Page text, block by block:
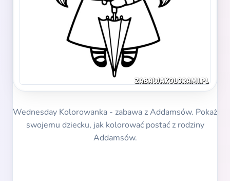
Wednesday Kolorowanka - zabawa z Addamsów. Pokaż
swojemu dziecku, jak kolorować postać z rodziny
Addamsów.